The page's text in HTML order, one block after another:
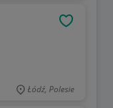
Łódź, Polesie